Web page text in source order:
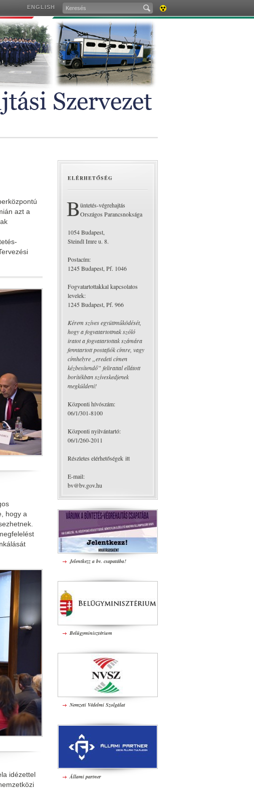
ENGLISH
azt a
hogy a
idézettel
ELÉRHETŐSÉG
Büntetés-végrehajtás
Országos Parancsnoksága
1054 Budapest,
Steindl Imre u. 8.
Postacím:
1245 Budapest, Pf. 1046
Fogvatartottakkal kapcsolatos
levelek:
1245 Budapest, Pf. 966
Kérem szíves együttműködését,
hogy a fogvatartottnak szóló
iratot a fogvatartottak számára
fenntartott postafiók címre, vagy
címhelyre „eredeti címen
kézbesítendő” felirattal ellátott
borítékban szíveskedjenek
megküldeni!
Központi hívószám:
06/1/301-8100
Központi nyilvántartó:
06/1/260-2011
Részletes elérhetőségek itt
E-mail:
bv@bv.gov.hu
Jelentkezz a bv. csapatába!
Belügyminisztérium
Nemzeti Védelmi Szolgálat
Állami partner